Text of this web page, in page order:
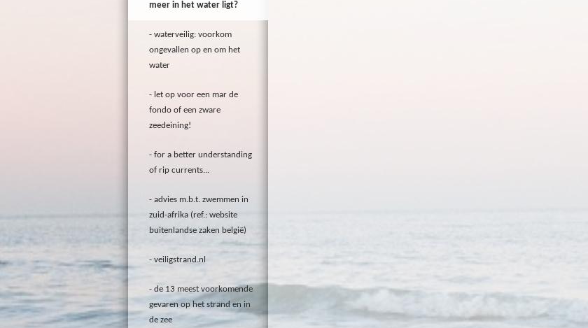
meer in het water ligt?
waterveilig: voorkom
ongevallen op en om het
water
let op voor een mar de
fondo of een zware
zeedeining!
for a better understanding
of rip currents...
advies m.b.t. zwemmen in
zuid-afrika (ref.: website
buitenlandse zaken belgië)
veiligstrand.nl
de 13 meest voorkomende
gevaren op het strand en in
de zee